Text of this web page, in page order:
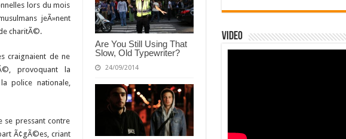
Are You Still Using That
Slow, Old Typewriter?
24/09/2014
lors du mois
jeÃ»nent
charitÃ©.
craignaient de ne
provoquant la
police nationale,
pressant contre
Ã¢gÃ©es, criant
Video